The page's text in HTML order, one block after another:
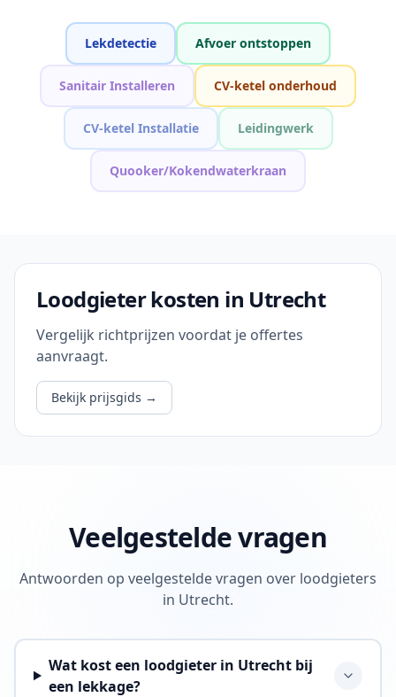
Lekdetectie Afvoer ontstoppen
Sanitair Installeren CV-ketel onderhoud
CV-ketel Installatie Leidingwerk
Quooker/Kokendwaterkraan
Loodgieter kosten in Utrecht
Vergelijk richtprijzen voordat je offertes
aanvraagt.
Bekijk prijsgids →
Veelgestelde vragen
Antwoorden op veelgestelde vragen over loodgieters
in Utrecht.
Wat kost een loodgieter in Utrecht bij
een lekkage?